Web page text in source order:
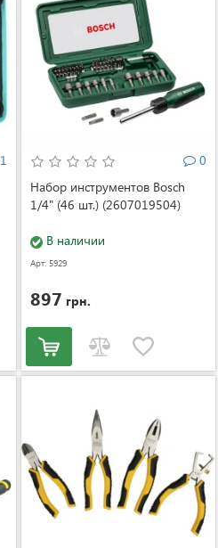
1
0
Набор инструментов Bosch
1/4" (46 шт.) (2607019504)
В наличии
Арт: 5929
897 грн.